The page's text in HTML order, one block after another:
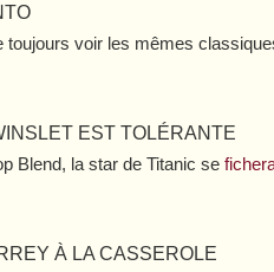
toujours voir les mêmes
EST TOLÉRANTE
Blend, la star deTitanic se
À LA CASSEROLE